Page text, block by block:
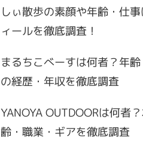
しぃ散歩の素顔や年齢・仕
ィールを徹底調査！
まるちこべーすは何者？年
の経歴・年収を徹底調査
YANOYA OUTDOORは何者
齢・職業・ギアを徹底調査